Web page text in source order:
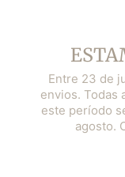
Entre 23 de
envios. Todas
este período
agosto.